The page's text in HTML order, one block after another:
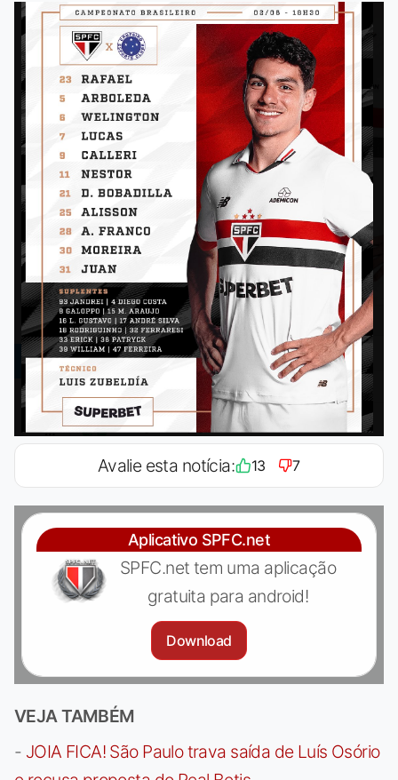
Avalie esta notícia: 13 7
Aplicativo SPFC.net
SPFC.net tem uma aplicação
gratuita para android!
Download
VEJA TAMBÉM
- JOIA FICA! São Paulo trava saída de Luís Osório